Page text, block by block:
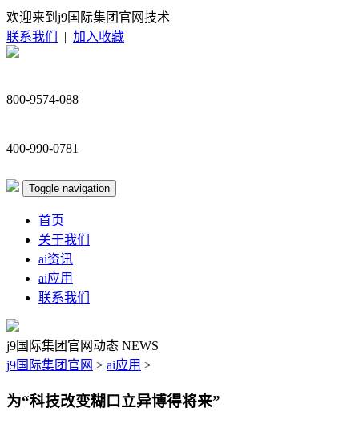
欢迎来到j9国际集团官网技术
联系我们
| 加入收藏
800-9574-088
400-990-0781
Toggle navigation
首页
关于我们
ai资讯
ai应用
联系我们
j9国际集团官网动态 NEWS
j9国际集团官网 > ai应用 >
为“科技改变糊口立异博得将来”